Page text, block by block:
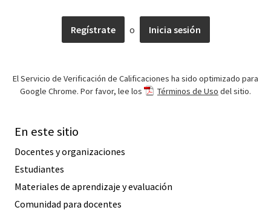
Regístrate o Inicia sesión
El Servicio de Verificación de Calificaciones ha sido optimizado para
Google Chrome. Por favor, lee los
Términos de Uso del sitio.
En este sitio
Docentes y organizaciones
Estudiantes
Materiales de aprendizaje y evaluación
Comunidad para docentes